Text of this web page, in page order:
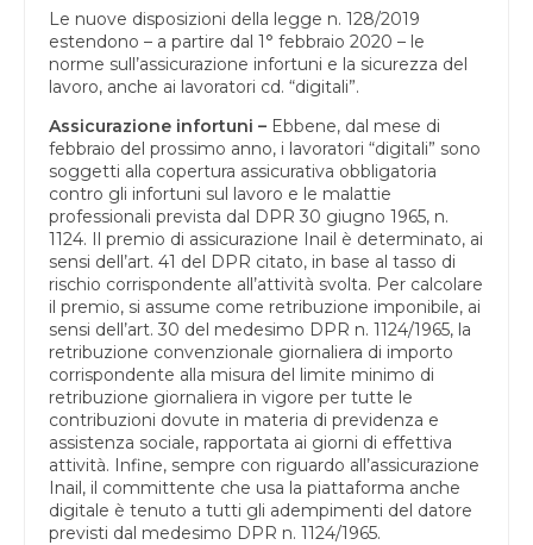
Le nuove disposizioni della legge n. 128/2019
estendono – a partire dal 1° febbraio 2020 – le
norme sull’assicurazione infortuni e la sicurezza del
lavoro, anche ai lavoratori cd. “digitali”.
Assicurazione infortuni – Ebbene, dal mese di
febbraio del prossimo anno, i lavoratori “digitali” sono
soggetti alla copertura assicurativa obbligatoria
contro gli infortuni sul lavoro e le malattie
professionali prevista dal DPR 30 giugno 1965, n.
1124. Il premio di assicurazione Inail è determinato, ai
sensi dell’art. 41 del DPR citato, in base al tasso di
rischio corrispondente all’attività svolta. Per calcolare
il premio, si assume come retribuzione imponibile, ai
sensi dell’art. 30 del medesimo DPR n. 1124/1965, la
retribuzione convenzionale giornaliera di importo
corrispondente alla misura del limite minimo di
retribuzione giornaliera in vigore per tutte le
contribuzioni dovute in materia di previdenza e
assistenza sociale, rapportata ai giorni di effettiva
attività. Infine, sempre con riguardo all’assicurazione
Inail, il committente che usa la piattaforma anche
digitale è tenuto a tutti gli adempimenti del datore
previsti dal medesimo DPR n. 1124/1965.